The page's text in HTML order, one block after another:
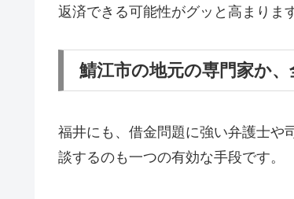
返済できる可能性がグッと高まります
鯖江市の地元の専門家か
福井にも、借金問題に強い弁護士や
談するのも一つの有効な手段です。